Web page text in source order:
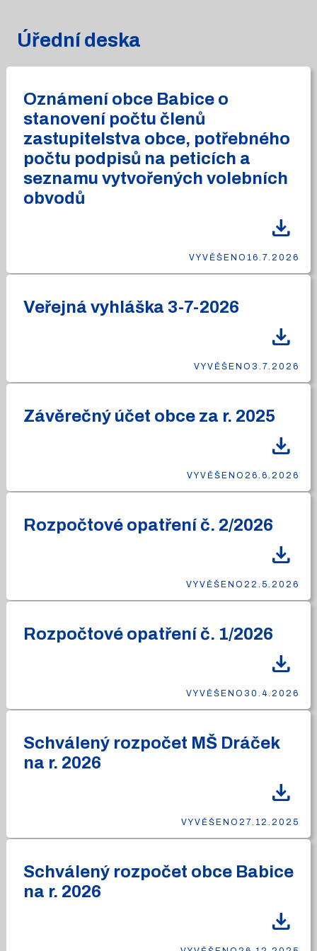
Úřední deska
Oznámení obce Babice o
stanovení počtu členů
zastupitelstva obce, potřebného
počtu podpisů na peticích a
seznamu vytvořených volebních
obvodů
download
VYVĚŠENO 16.7.2026
Veřejná vyhláška 3-7-2026
download
VYVĚŠENO 3.7.2026
Závěrečný účet obce za r. 2025
download
VYVĚŠENO 26.6.2026
Rozpočtové opatření č. 2/2026
download
VYVĚŠENO 22.5.2026
Rozpočtové opatření č. 1/2026
download
VYVĚŠENO 30.4.2026
Schválený rozpočet MŠ Dráček
na r. 2026
download
VYVĚŠENO 27.12.2025
Schválený rozpočet obce Babice
na r. 2026
download